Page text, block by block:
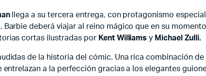
llega a su tercera entrega, con protagonismo
Barbie deberá viajar al reino mágico que en su
cortas ilustradas por Kent Williams y Michael Zulli.
de la historia del cómic. Una rica combinación
a la perfección gracias a los elegantes